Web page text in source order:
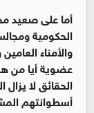
أما على صعيد
الحكومية
والأمناء
عضوية أيا من
الحقائق لا
أسطوانتهم